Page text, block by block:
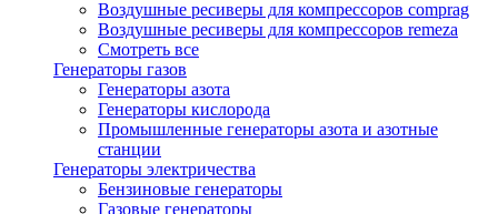
Воздушные ресиверы для компрессоров comprag
Воздушные ресиверы для компрессоров remeza
Смотреть все
Генераторы газов
Генераторы азота
Генераторы кислорода
Промышленные генераторы азота и азотные
станции
Генераторы электричества
Бензиновые генераторы
Газовые генераторы